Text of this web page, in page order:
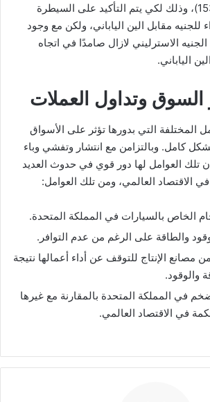
نقطة المقاومة (153.48)، وذلك لكي يتم التأكيد على السيطرة
للجنيه مقابل الين الياباني، ولكن مع وجود
الاسترليني لازال صامدًا في اتجاه
الياباني.
السوق وتداول العملات
المختلفة التي بدورها تؤثر على الأسواق
كامل. وبالتزامن مع انتشار وتفشي وباء
تلك العوامل لها دور قوي في حدوث العديد
في الاقتصاد العالمي، ومن تلك العوامل:
الخاص بالسيارات في المملكة المتحدة.
والطاقة على الرغم من عدم التوافر.
مصانع الإنتاج للتوقف عن أداء أعمالها نتيجة
والوقود.
في المملكة المتحدة بالمقارنة مع غيرها
في الاقتصاد العالمي.